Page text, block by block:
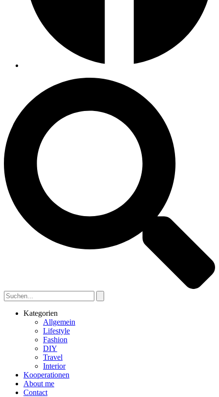
Kategorien
Allgemein
Lifestyle
Fashion
DIY
Travel
Interior
Kooperationen
About me
Contact